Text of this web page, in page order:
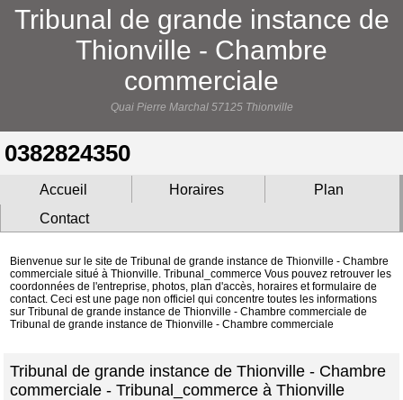
Tribunal de grande instance de
Thionville - Chambre
commerciale
Quai Pierre Marchal 57125 Thionville
0382824350
Accueil Horaires
Plan
Contact
Bienvenue sur le site de Tribunal de grande instance de Thionville - Chambre
commerciale situé à Thionville. Tribunal_commerce Vous pouvez retrouver les
coordonnées de l'entreprise, photos, plan d'accès, horaires et formulaire de
contact. Ceci est une page non officiel qui concentre toutes les informations
sur Tribunal de grande instance de Thionville - Chambre commerciale de
Tribunal de grande instance de Thionville - Chambre commerciale
Tribunal de grande instance de Thionville - Chambre
commerciale - Tribunal_commerce à Thionville